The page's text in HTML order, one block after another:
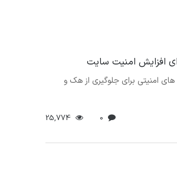
افزایش امنیت سایت
های امنیتی برای جلوگیری از هک و